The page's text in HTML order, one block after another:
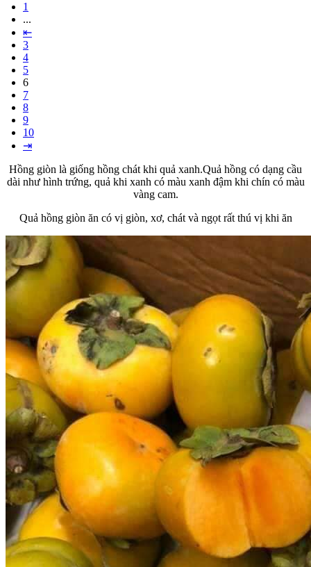
1
...
⇤
3
4
5
6
7
8
9
10
⇥
Hồng giòn là giống hồng chát khi quả xanh.Quả hồng có dạng cầu
dài như hình trứng, quả khi xanh có màu xanh đậm khi chín có màu
vàng cam.
Quả hồng giòn ăn có vị giòn, xơ, chát và ngọt rất thú vị khi ăn